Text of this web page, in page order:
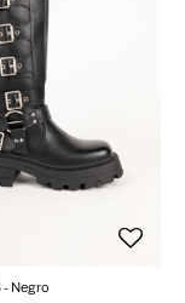
- Negro